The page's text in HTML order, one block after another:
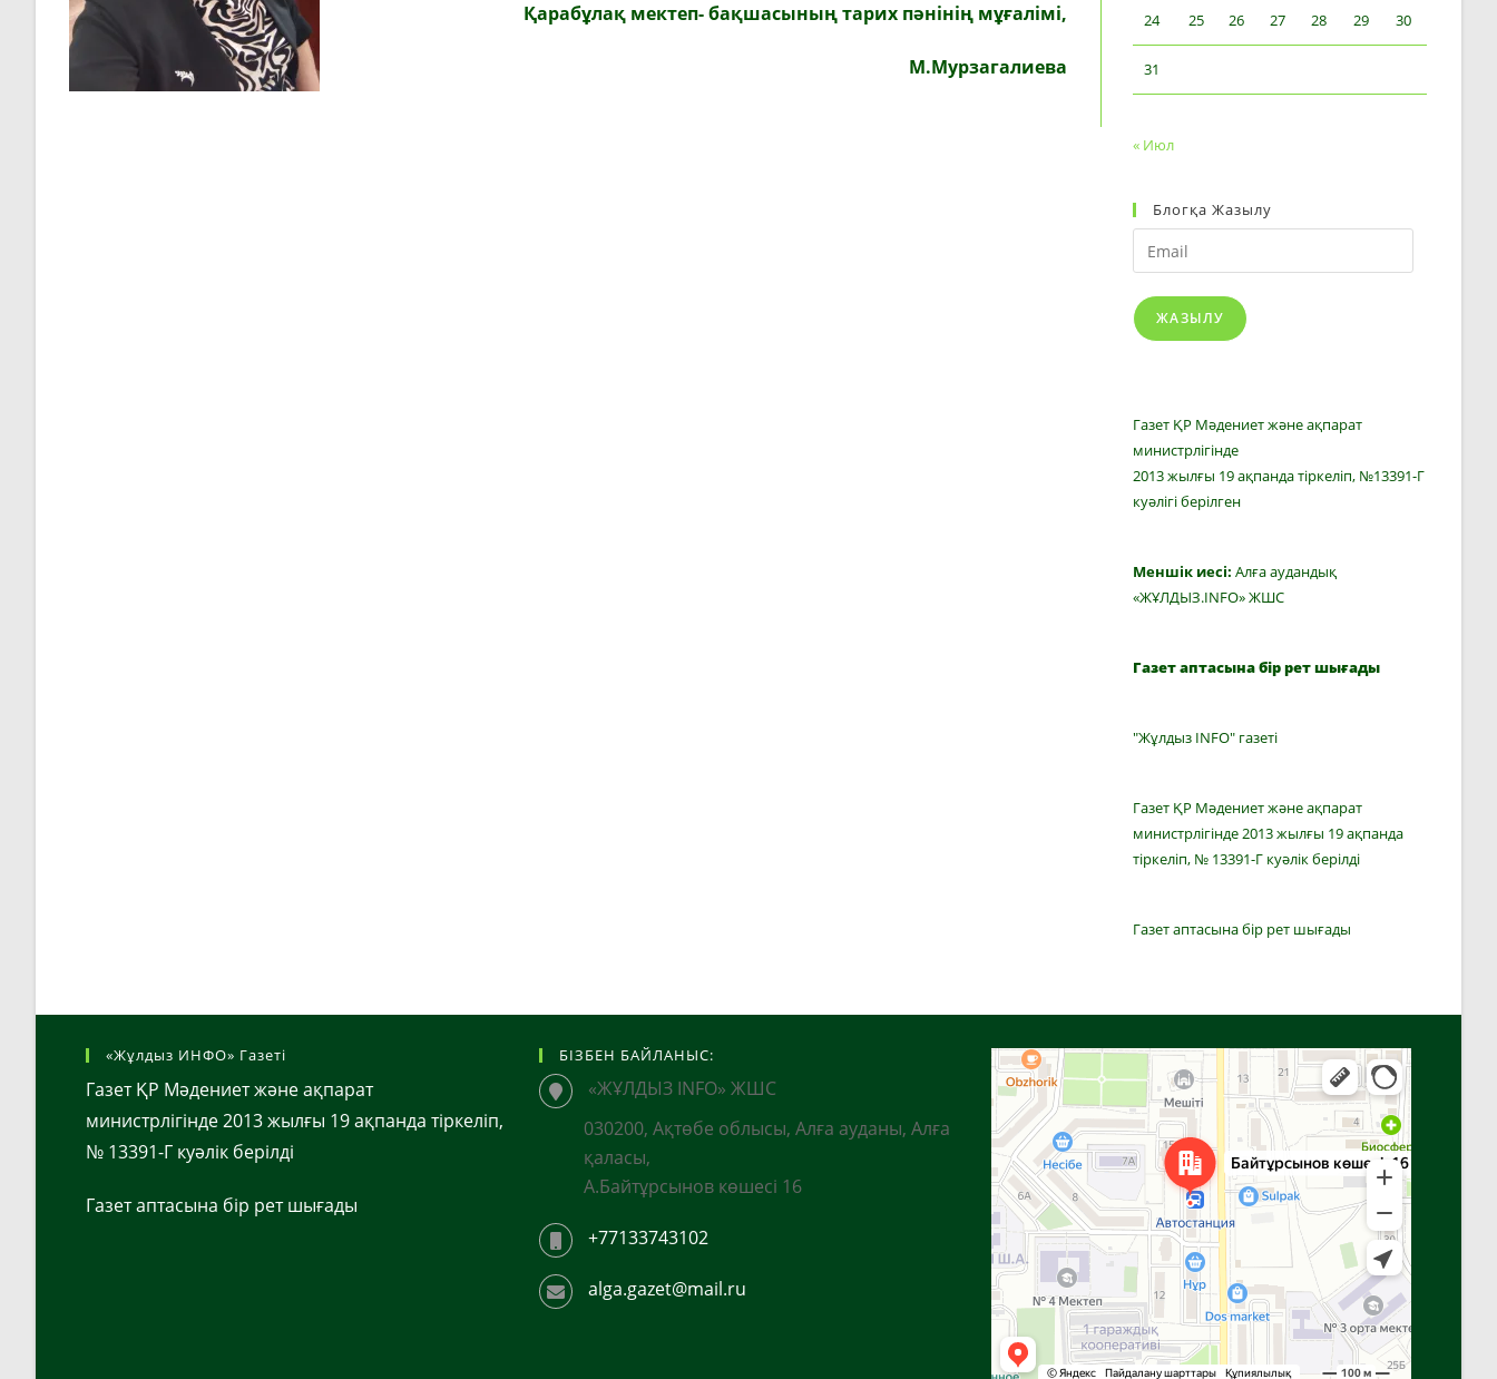
Қарабұлақ мектеп- бақшасының тарих пәнінің мұғалімі,
М.Мурзагалиева
24 25 26 27 28 29 30
31
« Июл
Блогқа Жазылу
Email
ЖАЗЫЛУ
Газет ҚР Мәдениет және ақпарат
министрлігінде
2013 жылғы 19 ақпанда тіркеліп, №13391-Г
куәлігі берілген
Меншік иесі: Алға аудандық
«ЖҰЛДЫЗ.INFO» ЖШС
Газет аптасына бір рет шығады
"Жұлдыз INFO" газеті
Газет ҚР Мәдениет және ақпарат
министрлігінде 2013 жылғы 19 ақпанда
тіркеліп, № 13391-Г куәлік берілді
Газет аптасына бір рет шығады
«Жұлдыз ИНФО» Газеті
Газет ҚР Мәдениет және ақпарат
министрлігінде 2013 жылғы 19 ақпанда тіркеліп,
№ 13391-Г куәлік берілді
Газет аптасына бір рет шығады
БІЗБЕН БАЙЛАНЫС:
«ЖҰЛДЫЗ INFO» ЖШС
030200, Ақтөбе облысы, Алға ауданы, Алға
қаласы,
А.Байтұрсынов көшесі 16
+77133743102
alga.gazet@mail.ru
Алға
Яндекс Карталар — көлік, навигация, орындарды іздеу